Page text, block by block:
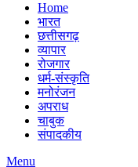
Home
भारत
छत्तीसगढ़
व्यापार
रोजगार
धर्म-संस्कृति
मनोरंजन
अपराध
चाबुक
संपादकीय
Menu